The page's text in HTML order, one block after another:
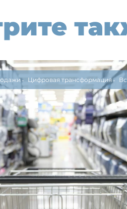
Цифровая трансформация